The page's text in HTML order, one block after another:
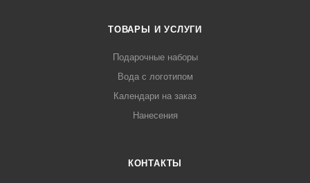
ТОВАРЫ И УСЛУГИ
Подарочные наборы
Вода с логотипом
Календари на заказ
Нанесения
КОНТАКТЫ